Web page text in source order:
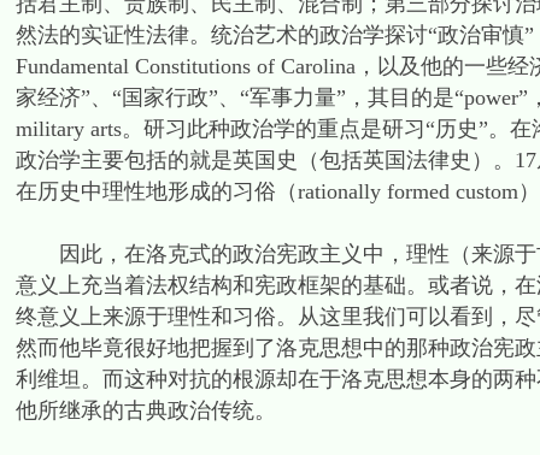
然法的实证性法律。统治艺术的政治学探讨“政治审慎
Fundamental Constitutions of Carolina，以及他的一些
家经济”、“国家行政”、“军事力量”，其目的是
military arts。研习此种政治学的重点是研习“历史”。
政治学主要包括的就是英国史（包括英国法律史）。
在历史中理性地形成的习俗（rationally formed
因此，在洛克式的政治宪政主义中，理性（来源于
意义上充当着法权结构和宪政框架的基础。或者说，
终意义上来源于理性和习俗。从这里我们可以看到，
然而他毕竟很好地把握到了洛克思想中的那种政治宪
利维坦。而这种对抗的根源却在于洛克思想本身的两
他所继承的古典政治传统。